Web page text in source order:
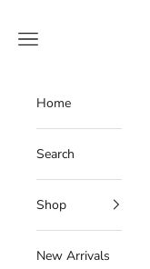
Navigation menu
Home
Search
Shop
New Arrivals